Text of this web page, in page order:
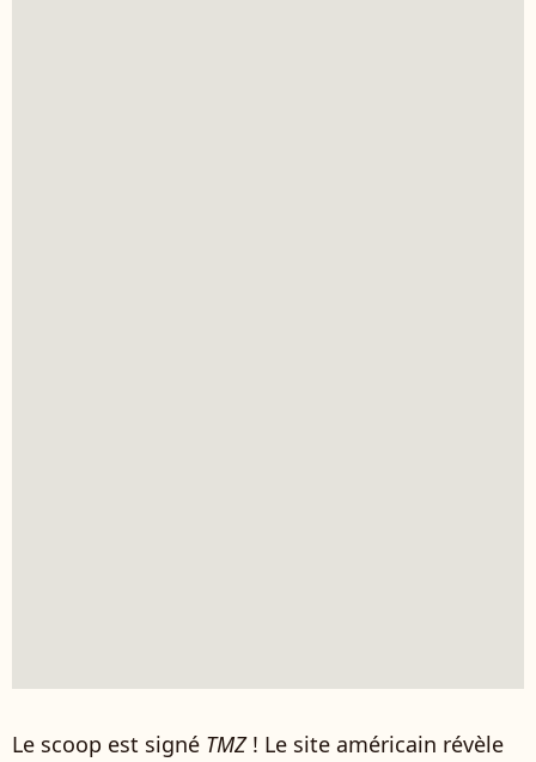
Le scoop est signé TMZ! Le site américain révèle